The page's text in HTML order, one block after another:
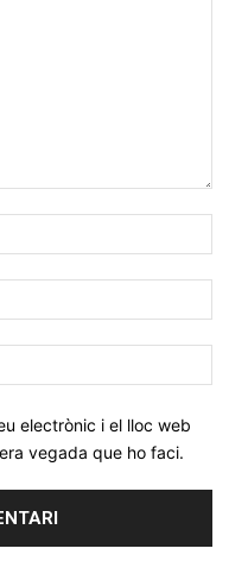
web:
electrònic i el lloc web
vegada que ho faci.